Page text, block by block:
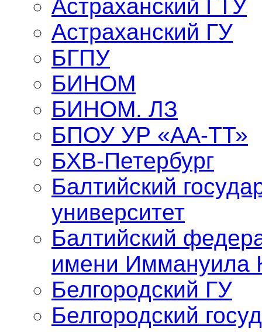
Астраханский ГТУ
Астраханский ГУ
БГПУ
БИНОМ
БИНОМ. ЛЗ
БПОУ УР «АА-ТТ»
БХВ-Петербург
Балтийский
университет
Балтийский
имени Иммануила
Белгородский ГУ
Белгородский